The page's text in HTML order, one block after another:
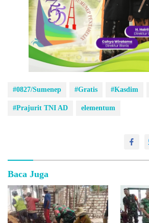
#0827/Sumenep #Gratis #Kasdim
#Prajurit TNI AD elementum
Baca Juga